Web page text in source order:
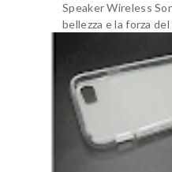
Speaker Wireless
bellezza e la forza